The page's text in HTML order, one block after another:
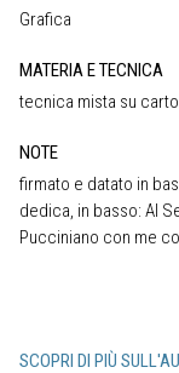
Grafica
MATERIA E TECNICA
tecnica mista su
NOTE
firmato e datato in
dedica, in basso: Al
Pucciniano con me
SCOPRI DI PIÙ